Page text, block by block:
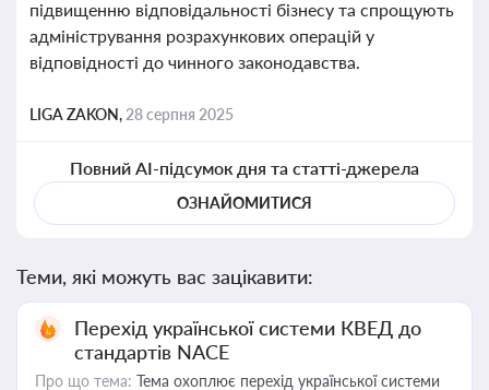
підвищенню відповідальності бізнесу та спрощують
адміністрування розрахункових операцій у
відповідності до чинного законодавства.
LIGA ZAKON, 28 серпня 2025
Повний AI-підсумок дня та статті-джерела
ОЗНАЙОМИТИСЯ
Теми, які можуть вас зацікавити:
Перехід української системи КВЕД до
стандартів NACE
Про що тема: Тема охоплює перехід української системи